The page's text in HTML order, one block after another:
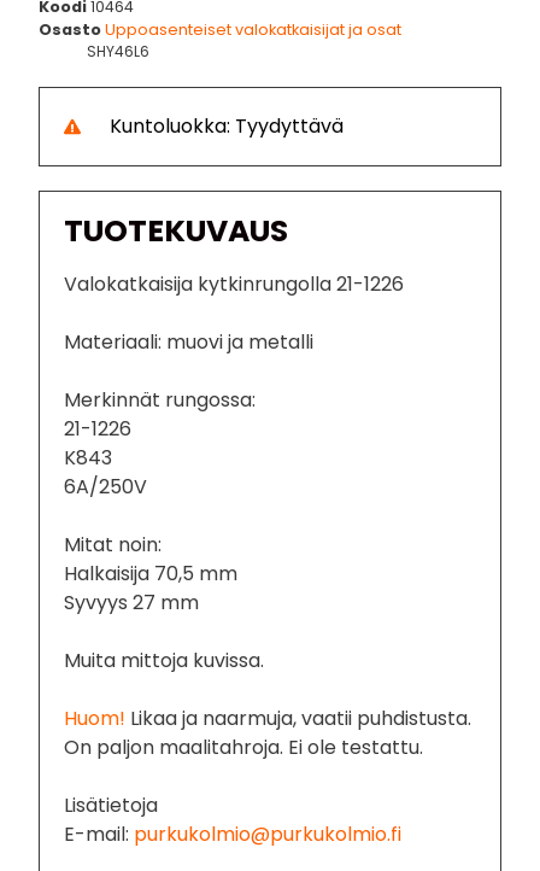
Koodi10464
OsastoUppoasenteiset valokatkaisijat ja osat
SHY46L6
Kuntoluokka: Tyydyttävä
TUOTEKUVAUS
Valokatkaisija kytkinrungolla 21-1226
Materiaali: muovi ja metalli
Merkinnät rungossa:
21-1226
K843
6A/250V
Mitat noin:
Halkaisija 70,5 mm
Syvyys 27 mm
Muita mittoja kuvissa.
Huom! Likaa ja naarmuja, vaatii puhdistusta.
On paljon maalitahroja. Ei ole testattu.
Lisätietoja
E-mail: purkukolmio@purkukolmio.fi